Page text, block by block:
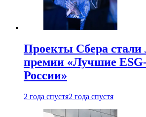
Проекты Сбера стали
премии «Лучшие
России»
2 года спустя2 года спустя